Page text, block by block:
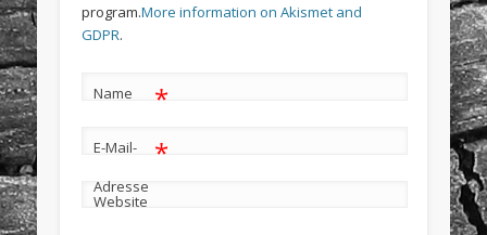
program.More information on Akismet and
GDPR.
Name *
E-Mail-
Adresse
*
Website